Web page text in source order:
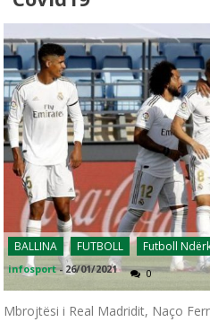
BALLINA FUTBOLL Futboll
infosport - 26/01/2021 0
Mbrojtësi i Real Madridit, Naço